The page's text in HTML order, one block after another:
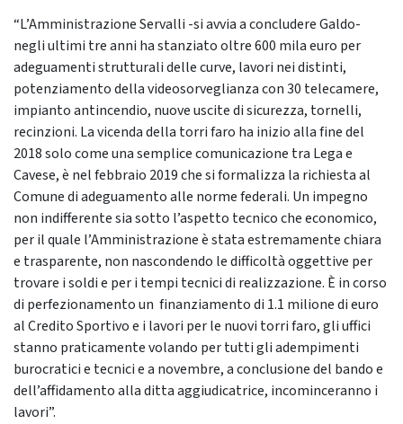
“L’Amministrazione Servalli -si avvia a concludere Galdo-
negli ultimi tre anni ha stanziato oltre 600 mila euro per
adeguamenti strutturali delle curve, lavori nei distinti,
potenziamento della videosorveglianza con 30 telecamere,
impianto antincendio, nuove uscite di sicurezza, tornelli,
recinzioni. La vicenda della torri faro ha inizio alla fine del
2018 solo come una semplice comunicazione tra Lega e
Cavese, è nel febbraio 2019 che si formalizza la richiesta al
Comune di adeguamento alle norme federali. Un impegno
non indifferente sia sotto l’aspetto tecnico che economico,
per il quale l’Amministrazione è stata estremamente chiara
e trasparente, non nascondendo le difficoltà oggettive per
trovare i soldi e per i tempi tecnici di realizzazione. È in corso
di perfezionamento un finanziamento di 1.1 milione di euro
al Credito Sportivo e i lavori per le nuovi torri faro, gli uffici
stanno praticamente volando per tutti gli adempimenti
burocratici e tecnici e a novembre, a conclusione del bando e
dell’affidamento alla ditta aggiudicatrice, incominceranno i
lavori”.